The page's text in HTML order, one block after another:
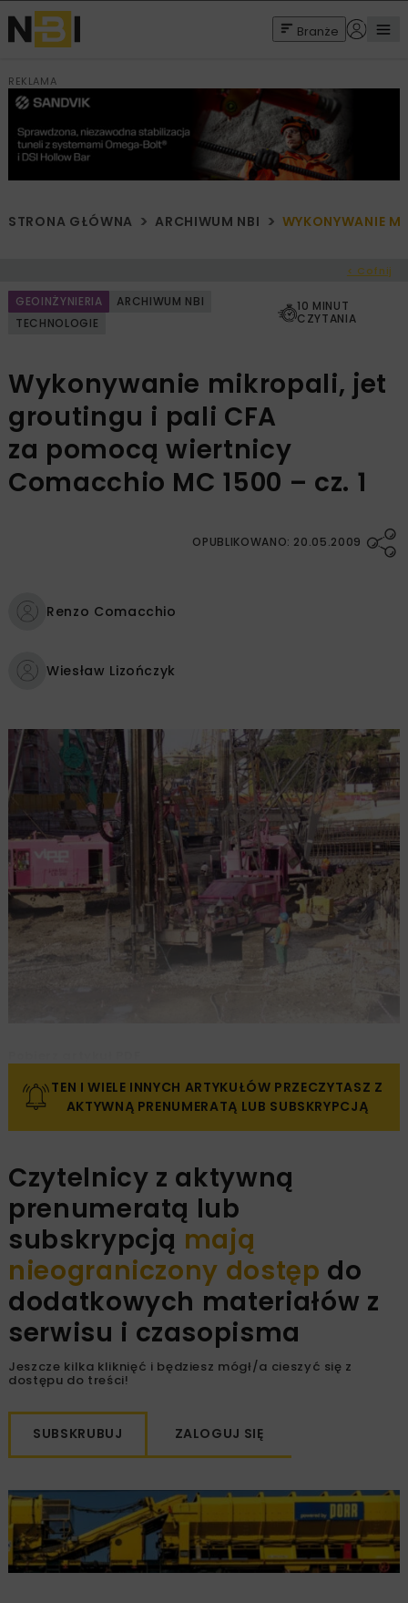
Branże
REKLAMA
STRONA GŁÓWNA ARCHIWUM NBI WYKONYWANIE
< Cofnij
GEOINŻYNIERIA
ARCHIWUM NBI
TECHNOLOGIE
10 MINUT
CZYTANIA
Wykonywanie mikropali, jet
groutingu i pali CFA
za pomocą wiertnicy
Comacchio MC 1500 – cz. 1
OPUBLIKOWANO: 20.05.2009
Renzo Comacchio
Wiesław Lizończyk
TEN I WIELE INNYCH ARTYKUŁÓW PRZECZYTASZ Z
AKTYWNĄ PRENUMERATĄ LUB SUBSKRYPCJĄ
Czytelnicy z aktywną
prenumeratą lub
subskrypcją mają
nieograniczony dostęp do
dodatkowych materiałów z
serwisu i czasopisma
Jeszcze kilka kliknięć i będziesz mógł/a cieszyć się z
dostępu do treści!
SUBSKRUBUJ ZALOGUJ SIĘ